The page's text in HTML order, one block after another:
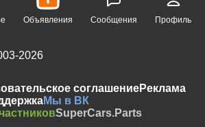
Объявления Сообщения Профиль
2026
соглашениеРеклама
Мы в ВК
SuperCars.Parts